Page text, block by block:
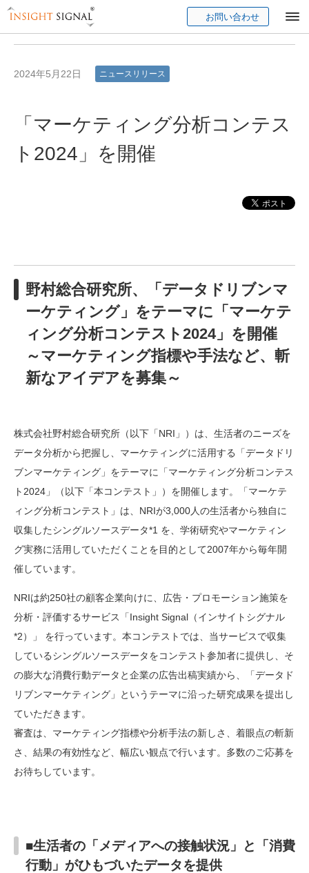
Insight Signal
お問い合わせ
2024年5月22日 ニュースリリース
「マーケティング分析コンテス
ト2024」を開催
野村総合研究所、「 データドリブンマ
ーケティング」をテーマに 「マーケテ
ィング分析コンテスト 2024」を開催
～マーケティング指標や手法など、斬
新なアイデアを募集～
株式会社野村総合研究所（以下「NRI」）は、生活者のニーズを
データ分析から把握し、マーケティングに活用する「データドリ
ブンマーケティング」をテーマに「マーケティング分析コンテス
ト2024」（以下「本コンテスト」）を開催します。「マーケテ
ィング分析コンテスト」は、NRIが3,000人の生活者から独自に
収集したシングルソースデータ*1 を、学術研究やマーケティン
グ実務に活用していただくことを目的として2007年から毎年開
催しています。
NRIは約250社の顧客企業向けに、広告・プロモーション施策を
分析・評価するサービス「Insight Signal（インサイトシグナル
*2）」 を行っています。本コンテストでは、当サービスで収集
しているシングルソースデータをコンテスト参加者に提供し、そ
の膨大な消費行動データと企業の広告出稿実績から、「データド
リブンマーケティング」というテーマに沿った研究成果を提出し
ていただきます。
審査は、マーケティング指標や分析手法の新しさ、着眼点の斬新
さ、結果の有効性など、幅広い観点で行います。多数のご応募を
お待ちしています。
■生活者の「メディアへの接触状況」と「消費
行動」がひもづいたデータを提供